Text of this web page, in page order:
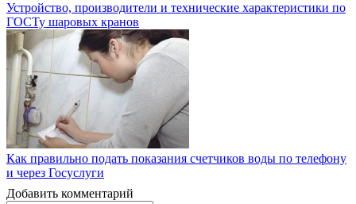
Устройство, производители и технические характеристики по
ГОСТу шаровых кранов
Как правильно подать показания счетчиков воды по телефону
и через Госуслуги
Добавить комментарий